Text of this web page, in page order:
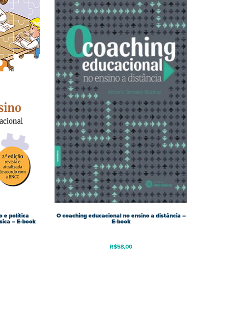
e política
– E-book
O coaching educacional no ensino a distância –
E-book
R$58,00